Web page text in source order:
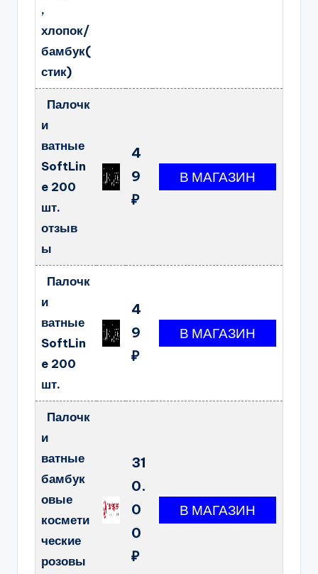
,
хлопок/
бамбук(
стик)
Палочк
и
ватные
SoftLin
e 200
шт.
отзыв
ы
4
9
₽
Палочк
и
ватные
SoftLin
e 200
шт.
4
9
₽
Палочк
и
ватные
бамбук
овые
космети
ческие
розовы
31
0.
0
0
₽